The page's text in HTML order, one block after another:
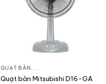
QUẠT BÀN , QUẠT ĐIỆN, QUẠT TRẦN
Quạt bàn Mitsubishi D16-GA